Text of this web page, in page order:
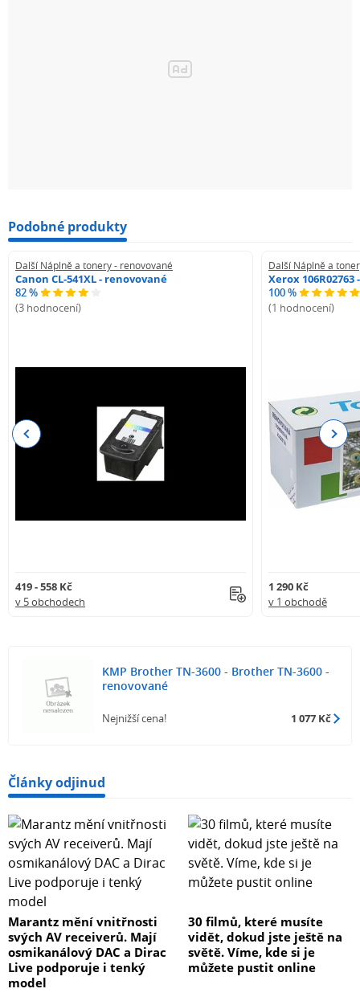
Podobné produkty
Další Náplně a tonery - renovované
Canon CL-541XL - renovované
82 %
(3 hodnocení)
419 - 558 Kč
v 5 obchodech
Další Náplně a
Xerox
100 %
(1 hodnocení)
1 290 Kč
v 1 obchodě
Previous Next
KMP Brother TN-3600 - Brother TN-3600 -
renovované
Nejnižší cena! 1 077 Kč
Články odjinud
Marantz mění vnitřnosti
svých AV receiverů. Mají
osmikanálový DAC a Dirac
Live podporuje i tenký
model
30 filmů, které musíte
vidět, dokud jste ještě na
světě. Víme, kde si je
můžete pustit online